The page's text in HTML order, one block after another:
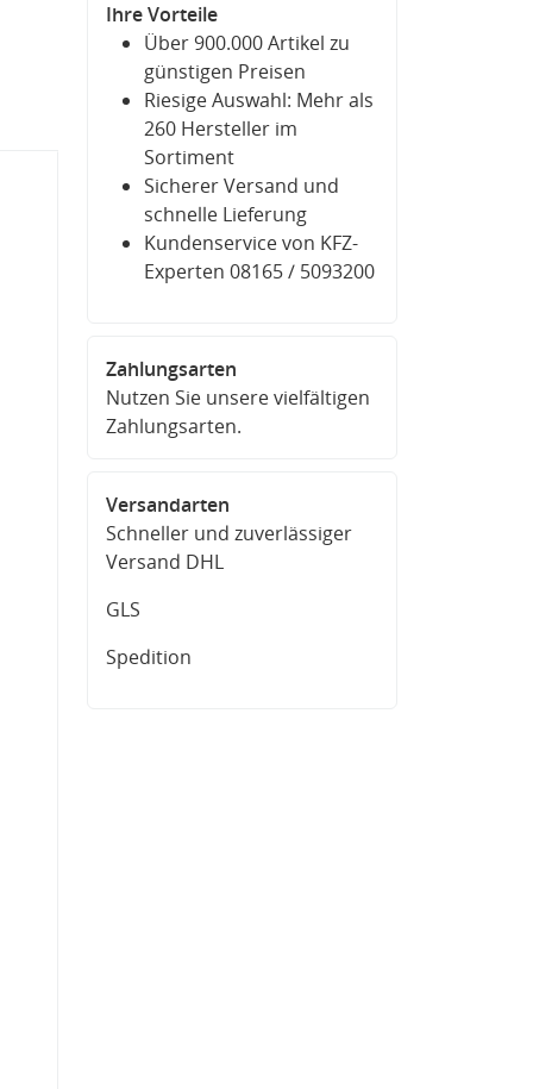
Ihre Vorteile
Über 900.000 Artikel zu
günstigen Preisen
Riesige Auswahl: Mehr als
260 Hersteller im
Sortiment
Sicherer Versand und
schnelle Lieferung
Kundenservice von KFZ-
Experten 08165 / 5093200
Zahlungsarten
Nutzen Sie unsere vielfältigen
Zahlungsarten.
Versandarten
Schneller und zuverlässiger
Versand DHL
GLS
Spedition